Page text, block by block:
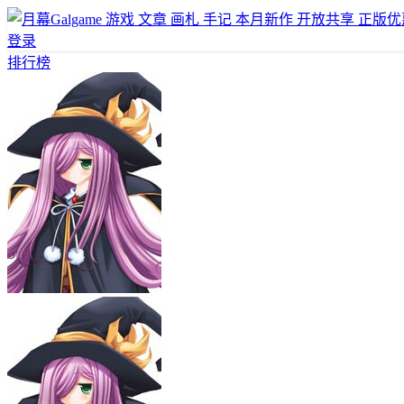
游戏 文章 画札 手记 本月新作 开放共享 正版
登录
排行榜